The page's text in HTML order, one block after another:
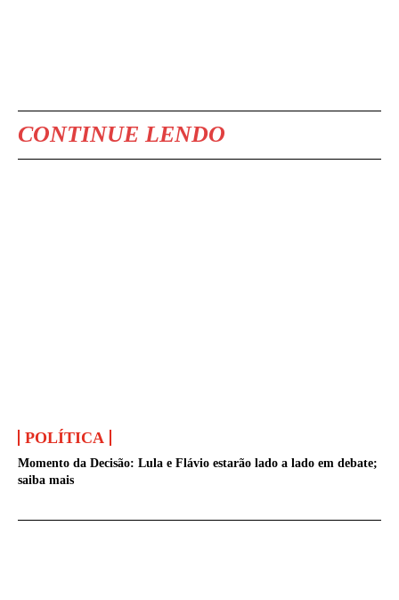
CONTINUE LENDO
POLÍTICA
Momento da Decisão: Lula e Flávio estarão lado a lado em debate;
saiba mais